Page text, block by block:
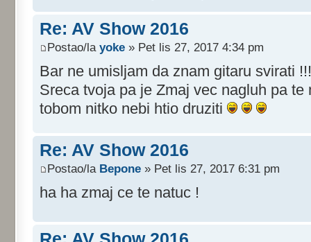
Re: AV Show 2016
Postao/la yoke » Pet lis 27, 2017 4:34 pm
Bar ne umisljam da znam gitaru svirati !!!
Sreca tvoja pa je Zmaj vec nagluh pa
tobom nitko nebi htio druziti
Re: AV Show 2016
Postao/la Bepone » Pet lis 27, 2017 6:31 pm
ha ha zmaj ce te natuc !